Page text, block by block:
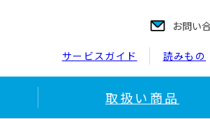
お問い
サービスガイド 読みもの
取扱い商品